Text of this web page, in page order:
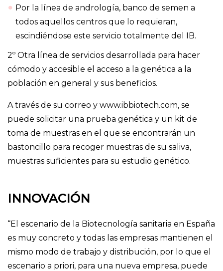
Por la línea de andrología, banco de semen a
todos aquellos centros que lo requieran,
escindiéndose este servicio totalmente del IB.
2º Otra línea de servicios desarrollada para hacer
cómodo y accesible el acceso a la genética a la
población en general y sus beneficios.
A través de su correo y www.ibbiotech.com, se
puede solicitar una prueba genética y un kit de
toma de muestras en el que se encontrarán un
bastoncillo para recoger muestras de su saliva,
muestras suficientes para su estudio genético.
INNOVACIÓN
“El escenario de la Biotecnología sanitaria en España
es muy concreto y todas las empresas mantienen el
mismo modo de trabajo y distribución, por lo que el
escenario a priori, para una nueva empresa, puede